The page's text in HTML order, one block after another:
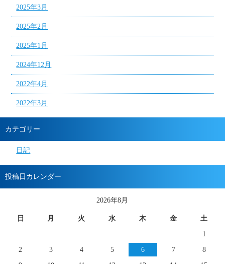
2025年3月
2025年2月
2025年1月
2024年12月
2022年4月
2022年3月
カテゴリー
日記
投稿日カレンダー
2026年8月
日 月 火 水 木 金 土
1
2 3 4 5 6 7 8